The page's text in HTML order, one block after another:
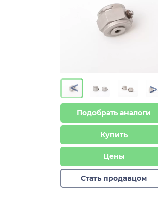
> >
Подобрать аналоги
Купить
Цены
Стать продавцом